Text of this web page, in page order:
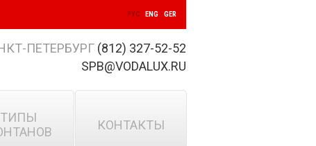
РУС ENG GER
ПЕТЕРБУРГ (812) 327-52-52
SPB@VODALUX.RU
ТИПЫ
КОНТАКТЫ